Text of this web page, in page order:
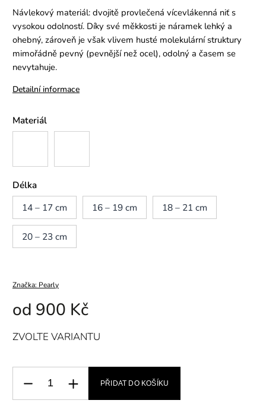
Návlekový materiál: dvojitě provlečená vícevlákenná niť s
vysokou odolností. Díky své měkkosti je náramek lehký a
ohebný, zároveň je však vlivem husté molekulární struktury
mimořádně pevný (pevnější než ocel), odolný a časem se
nevytahuje.
Detailní informace
Materiál
Délka
14 – 17 cm
16 – 19 cm 18 – 21 cm
20 – 23 cm
Značka: Pearly
od 900 Kč
ZVOLTE VARIANTU
PŘIDAT DO KOŠÍKU